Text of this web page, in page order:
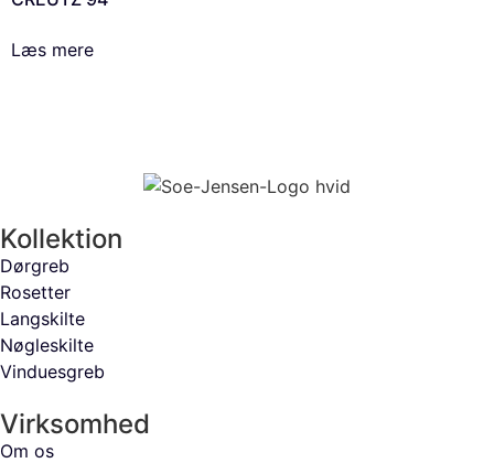
Læs mere
Kollektion
Dørgreb
Rosetter
Langskilte
Nøgleskilte
Vinduesgreb
Virksomhed
Om os